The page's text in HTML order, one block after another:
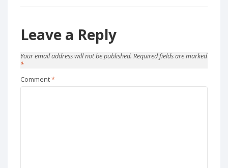
Leave a Reply
Your email address will not be published. Required fields are marked
*
Comment*